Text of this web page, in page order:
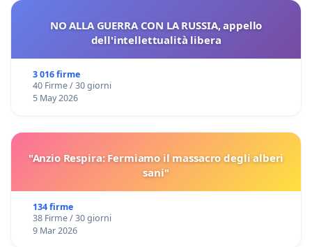
NO ALLA GUERRA CON LA RUSSIA, appello
dell'intellettualità libera
3 016 firme
40 Firme / 30 giorni
5 May 2026
"Anzio Respira: Fermiamo il massacro degli alberi
sani"
134 firme
38 Firme / 30 giorni
9 Mar 2026